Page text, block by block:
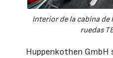
Interior de la cabina de
ruedas
Huppenkothen GmbH